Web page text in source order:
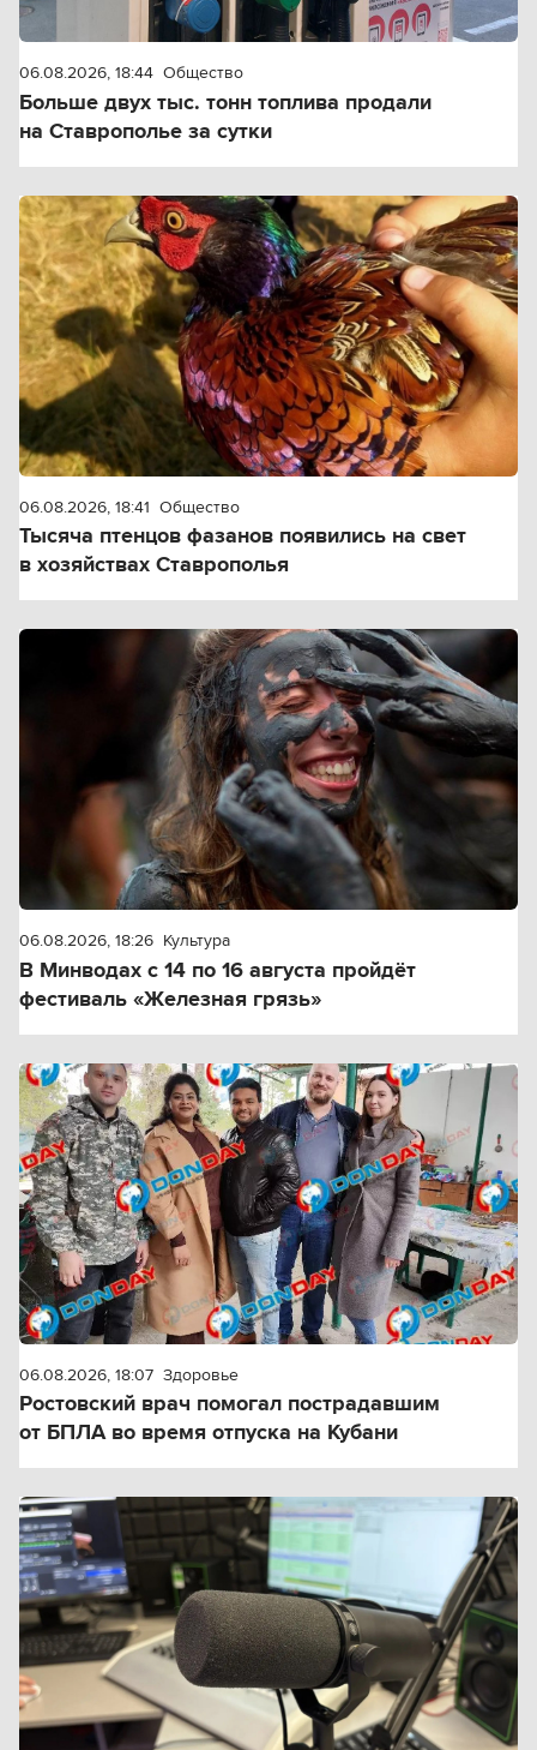
06.08.2026, 18:44 Общество
Больше двух тыс. тонн топлива продали
на Ставрополье за сутки
06.08.2026, 18:41 Общество
Тысяча птенцов фазанов появились на свет
в хозяйствах Ставрополья
06.08.2026, 18:26 Культура
В Минводах с 14 по 16 августа пройдёт
фестиваль «Железная грязь»
06.08.2026, 18:07 Здоровье
Ростовский врач помогал пострадавшим
от БПЛА во время отпуска на Кубани